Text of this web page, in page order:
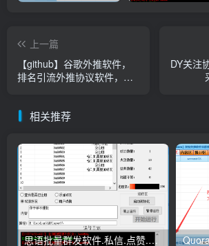
上一篇
【github】谷歌外推软件，
排名引流外推协议软件，搜
DY关注
相关推荐
思语批量群发软件.私信.点赞.加好友功能+查询手机是否已注册账号